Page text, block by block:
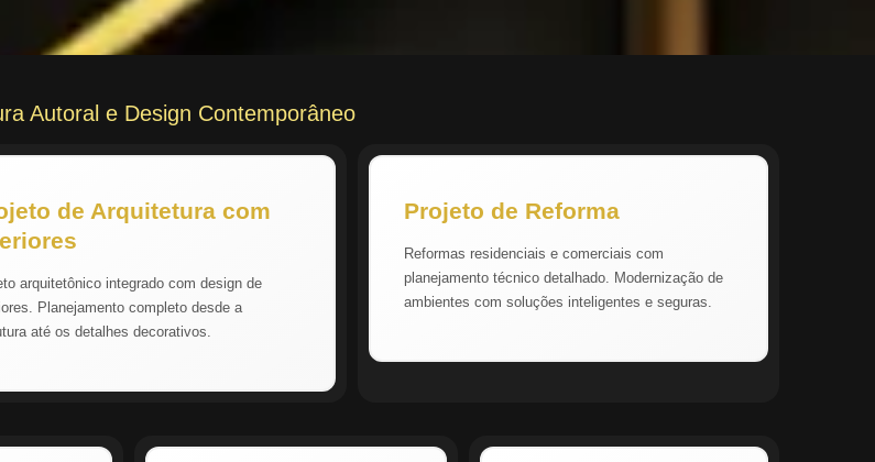
Autoral e Design Contemporâneo
de Arquitetura com
arquitetônico integrado com design de
Planejamento completo desde a
até os detalhes decorativos.
Projeto de Reforma
Reformas residenciais e comerciais com
planejamento técnico detalhado. Modernização de
ambientes com soluções inteligentes e seguras.